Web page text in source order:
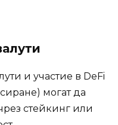
и участие в DeFi
могат да
стейкинг или